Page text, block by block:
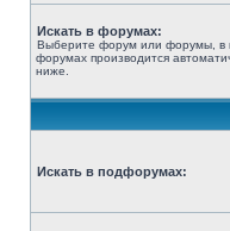
Искать в форумах:
Выберите форум или форумы, в
форумах производится
ниже.
Искать в подфорумах: